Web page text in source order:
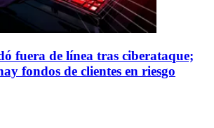
fuera de línea tras ciberataque;
fondos de clientes en riesgo